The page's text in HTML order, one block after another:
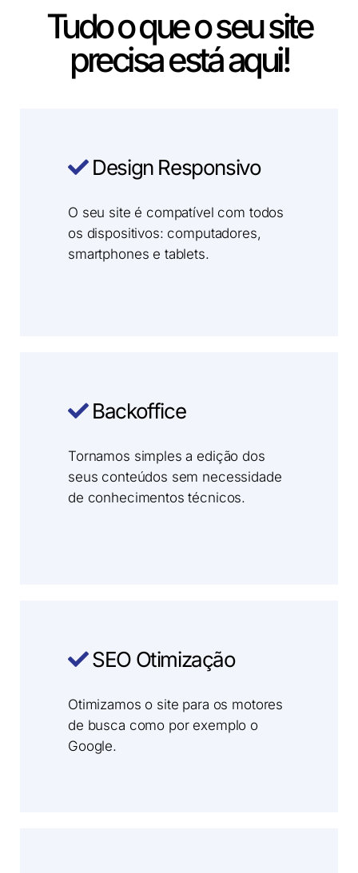
Tudo o que o seu site
precisa está aqui!
Design Responsivo
O seu site é compatível com todos
os dispositivos: computadores,
smartphones e tablets.
Backoffice
Tornamos simples a edição dos
seus conteúdos sem necessidade
de conhecimentos técnicos.
SEO Otimização
Otimizamos o site para os motores
de busca como por exemplo o
Google.